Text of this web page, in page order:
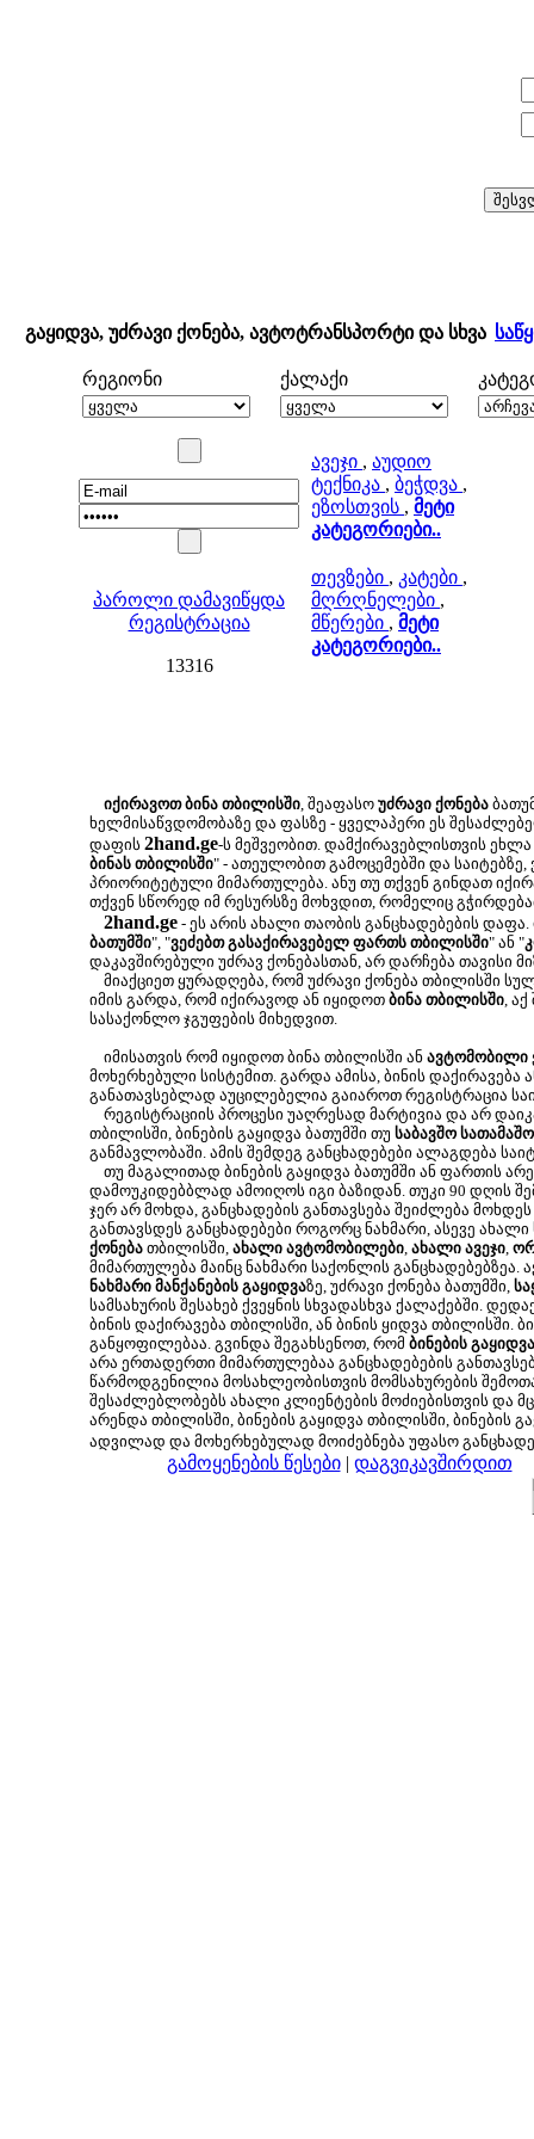
გაყიდვა, უძრავი ქონება, ავტოტრანსპორტი და სხვა
რეგიონი ქალაქი
პაროლი დამავიწყდა
რეგისტრაცია
13316
ავეჯი , აუდიო
ტექნიკა , ბეჭდვა ,
ეზოსთვის , მეტი
კატეგორიები..
თევზები , კატები ,
მღრღნელები ,
მწერები , მეტი
კატეგორიები..
იქირავოთ ბინა თბილისში, შეაფასო უძრავი ქონება
ხელმისაწვდომობაზე და ფასზე - ყველაპერი ეს
დაფის 2hand.ge-ს მეშვეობით. დამქირავებლისთვის
ბინას თბილისში" - ათეულობით გამოცემებში და საიტებზე,
პრიორიტეტული მიმართულება. ანუ თუ თქვენ გინდათ
თქვენ სწორედ იმ რესურსზე მოხვდით, რომელიც
2hand.ge - ეს არის ახალი თაობის განცხადებების
ბათუმში", "ვეძებთ გასაქირავებელ ფართს თბილისში" ან "
დაკავშირებული უძრავ ქონებასთან, არ დარჩება თავისი
მიაქციეთ ყურადღება, რომ უძრავი ქონება თბილისში
იმის გარდა, რომ იქირავოდ ან იყიდოთ ბინა თბილისში,
სასაქონლო ჯგუფების მიხედვით.
იმისათვის რომ იყიდოთ ბინა თბილისში ან ავტომობილი
მოხერხებული სისტემით. გარდა ამისა, ბინის დაქირავება
განათავსებლად აუცილებელია გაიაროთ რეგისტრაცია
რეგისტრაციის პროცესი უაღრესად მარტივია და არ
თბილისში, ბინების გაყიდვა ბათუმში თუ საბავშო
განმავლობაში. ამის შემდეგ განცხადებები ალაგდება
თუ მაგალითად ბინების გაყიდვა ბათუმში ან ფართის
დამოუკიდებბლად ამოიღოს იგი ბაზიდან. თუკი 90 დღის
ჯერ არ მოხდა, განცხადების განთავსება შეიძლება
განთავსდეს განცხადებები როგორც ნახმარი, ასევე
ქონება თბილისში, ახალი ავტომობილები, ახალი ავეჯი,
მიმართულება მაინც ნახმარი საქონლის
ნახმარი მანქანების გაყიდვაზე, უძრავი ქონება ბათუმში,
სამსახურის შესახებ ქვეყნის სხვადასხვა ქალაქებში.
ბინის დაქირავება თბილისში, ან ბინის ყიდვა თბილისში.
განყოფილებაა. გვინდა შეგახსენოთ, რომ ბინების
არა ერთადერთი მიმართულებაა განცხადებების
წარმოდგენილია მოსახლეობისთვის მომსახურების
შესაძლებლობებს ახალი კლიენტების მოძიებისთვის და
არენდა თბილისში, ბინების გაყიდვა თბილისში, ბინების
ადვილად და მოხერხებულად მოიძებნება უფასო
გამოყენების წესები| დაგვიკავშირდით